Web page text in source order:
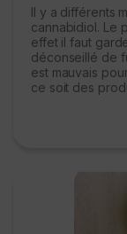
Il y a différents
cannabidiol. Le
effet il faut
déconseillé de
est mauvais
ce soit des